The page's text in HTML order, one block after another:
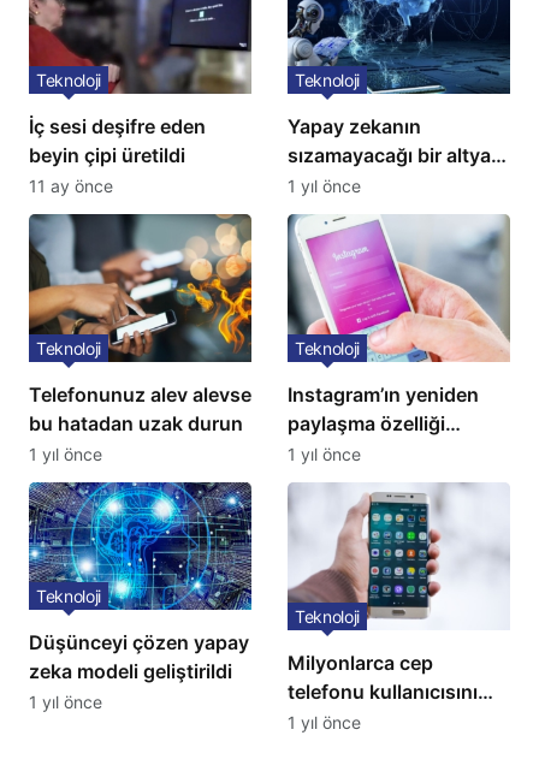
İç sesi deşifre eden
beyin çipi üretildi
Teknoloji
11 ay önce
Yapay zekanın
sızamayacağı bir altyapı
geliştirildi
Teknoloji
1 yıl önce
Telefonunuz alev alevse
bu hatadan uzak durun
Teknoloji
1 yıl önce
Instagram’ın yeniden
paylaşma özelliği
kullanıma açıldı
Teknoloji
1 yıl önce
Düşünceyi çözen yapay
zeka modeli geliştirildi
Teknoloji
1 yıl önce
Milyonlarca cep
telefonu kullanıcısını
ilgilendiren karar: 31
Teknoloji
1 yıl önce